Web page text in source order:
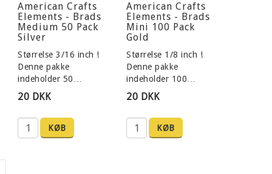
American Crafts
Elements - Brads
Medium 50 Pack
Silver
Størrelse 3/16 inch !
Denne pakke
indeholder 50…
20 DKK
KØB
American Crafts
Elements - Brads
Mini 100 Pack
Gold
Størrelse 1/8 inch !
Denne pakke
indeholder 100…
20 DKK
KØB